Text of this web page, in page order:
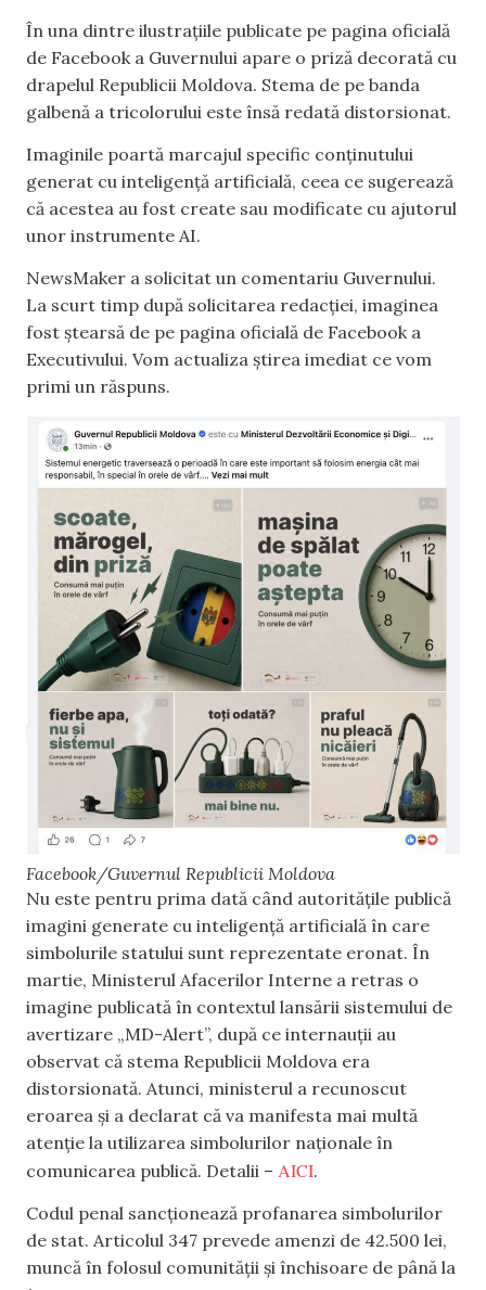
În una dintre ilustrațiile publicate pe pagina oficială
de Facebook a Guvernului apare o priză decorată cu
drapelul Republicii Moldova. Stema de pe banda
galbenă a tricolorului este însă redată distorsionat.
Imaginile poartă marcajul specific conținutului
generat cu inteligență artificială, ceea ce sugerează
că acestea au fost create sau modificate cu ajutorul
unor instrumente AI.
NewsMaker a solicitat un comentariu Guvernului.
La scurt timp după solicitarea redacției, imaginea
fost ștearsă de pe pagina oficială de Facebook a
Executivului. Vom actualiza știrea imediat ce vom
primi un răspuns.
Facebook/Guvernul Republicii Moldova
Nu este pentru prima dată când autoritățile publică
imagini generate cu inteligență artificială în care
simbolurile statului sunt reprezentate eronat. În
martie, Ministerul Afacerilor Interne a retras o
imagine publicată în contextul lansării sistemului de
avertizare „MD-Alert”, după ce internauții au
observat că stema Republicii Moldova era
distorsionată. Atunci, ministerul a recunoscut
eroarea și a declarat că va manifesta mai multă
atenție la utilizarea simbolurilor naționale în
comunicarea publică. Detalii – AICI.
Codul penal sancționează profanarea simbolurilor
de stat. Articolul 347 prevede amenzi de 42.500 lei,
muncă în folosul comunității și închisoare de până la